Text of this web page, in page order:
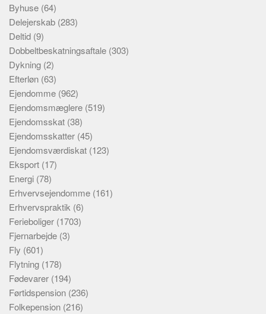
Byhuse (64)
Delejerskab (283)
Deltid (9)
Dobbeltbeskatningsaftale (303)
Dykning (2)
Efterløn (63)
Ejendomme (962)
Ejendomsmæglere (519)
Ejendomsskat (38)
Ejendomsskatter (45)
Ejendomsværdiskat (123)
Eksport (17)
Energi (78)
Erhvervsejendomme (161)
Erhvervspraktik (6)
Ferieboliger (1703)
Fjernarbejde (3)
Fly (601)
Flytning (178)
Fødevarer (194)
Førtidspension (236)
Folkepension (216)